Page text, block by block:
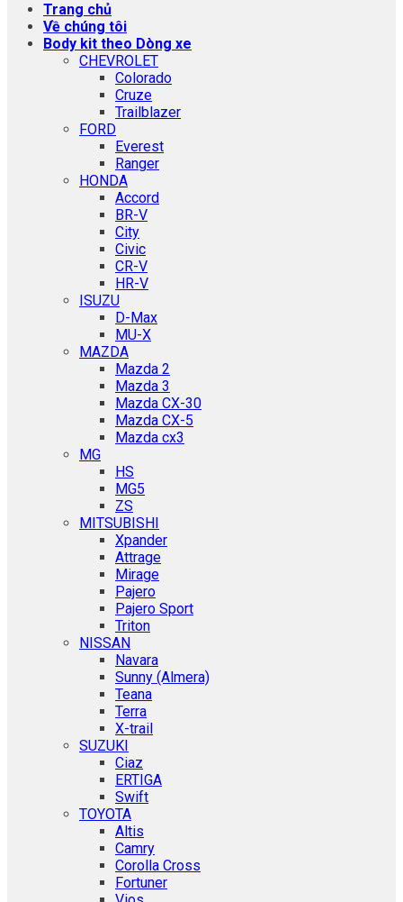
Trang chủ
Về chúng tôi
Body kit theo Dòng xe
CHEVROLET
Colorado
Cruze
Trailblazer
FORD
Everest
Ranger
HONDA
Accord
BR-V
City
Civic
CR-V
HR-V
ISUZU
D-Max
MU-X
MAZDA
Mazda 2
Mazda 3
Mazda CX-30
Mazda CX-5
Mazda cx3
MG
HS
MG5
ZS
MITSUBISHI
Xpander
Attrage
Mirage
Pajero
Pajero Sport
Triton
NISSAN
Navara
Sunny (Almera)
Teana
Terra
X-trail
SUZUKI
Ciaz
ERTIGA
Swift
TOYOTA
Altis
Camry
Corolla Cross
Fortuner